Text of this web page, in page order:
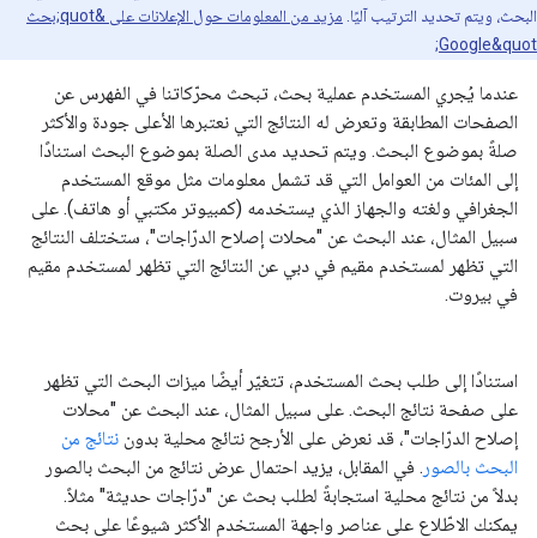
البحث، ويتم تحديد الترتيب آليًا.
مزيد من المعلومات حول الإعلانات على &quot;بحث
Google&quot;
عندما يُجري المستخدم عملية بحث، تبحث محرّكاتنا في الفهرس عن
الصفحات المطابقة وتعرض له النتائج التي نعتبرها الأعلى جودة والأكثر
صلةً بموضوع البحث. ويتم تحديد مدى الصلة بموضوع البحث استنادًا
إلى المئات من العوامل التي قد تشمل معلومات مثل موقع المستخدم
الجغرافي ولغته والجهاز الذي يستخدمه (كمبيوتر مكتبي أو هاتف). على
سبيل المثال، عند البحث عن "محلات إصلاح الدرّاجات"، ستختلف النتائج
التي تظهر لمستخدم مقيم في دبي عن النتائج التي تظهر لمستخدم مقيم
في بيروت.
استنادًا إلى طلب بحث المستخدم، تتغيّر أيضًا ميزات البحث التي تظهر
على صفحة نتائج البحث. على سبيل المثال، عند البحث عن "محلات
إصلاح الدرّاجات"، قد نعرض على الأرجح نتائج محلية بدون نتائج من
البحث بالصور . في المقابل، يزيد احتمال عرض نتائج من البحث بالصور
بدلاً من نتائج محلية استجابةً لطلب بحث عن "درّاجات حديثة" مثلاً.
يمكنك الاطّلاع على عناصر واجهة المستخدم الأكثر شيوعًا على بحث